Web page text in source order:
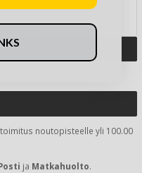
noutopisteelle yli 100.00
ja Matkahuolto.